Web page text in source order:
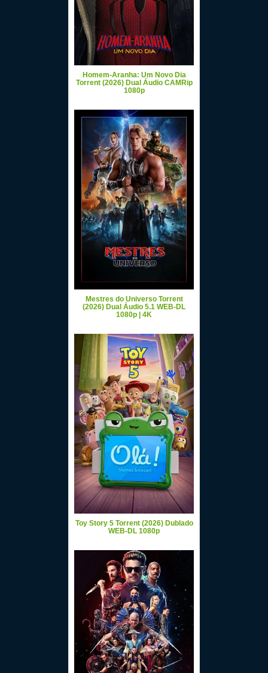
Homem-Aranha: Um Novo Dia
Torrent (2026) Dual Áudio CAMRip
1080p
Mestres do Universo Torrent
(2026) Dual Áudio 5.1 WEB-DL
1080p | 4K
Toy Story 5 Torrent (2026) Dublado
WEB-DL 1080p